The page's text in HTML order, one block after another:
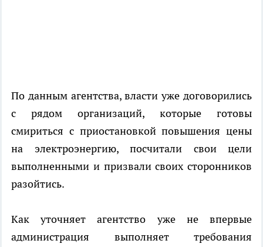
По данным агентства, власти уже договорились
с рядом организаций, которые готовы
смириться с приостановкой повышения цены
на электроэнергию, посчитали свои цели
выполненными и призвали своих сторонников
разойтись.
Как уточняет агентство уже не впервые
администрация выполняет требования